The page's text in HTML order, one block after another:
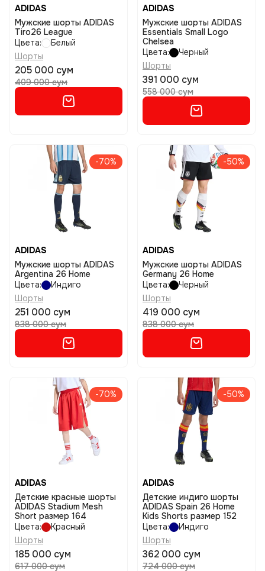
ADIDAS
Мужские шорты ADIDAS
Tiro26 League
Цвета:
Белый
Шорты
205 000 сум
409 000 сум
ADIDAS
Мужские шорты ADIDAS
Essentials Small Logo
Chelsea
Цвета:
Черный
Шорты
391 000 сум
558 000 сум
-70%
ADIDAS
Мужские шорты ADIDAS
Argentina 26 Home
Цвета:
Индиго
Шорты
251 000 сум
838 000 сум
-50%
ADIDAS
Мужские шорты ADIDAS
Germany 26 Home
Цвета:
Черный
Шорты
419 000 сум
838 000 сум
-70%
ADIDAS
Детские красные шорты
ADIDAS Stadium Mesh
Short размер 164
Цвета:
Красный
Шорты
185 000 сум
617 000 сум
-50%
ADIDAS
Детские индиго шорты
ADIDAS Spain 26 Home
Kids Shorts размер 152
Цвета:
Индиго
Шорты
362 000 сум
724 000 сум